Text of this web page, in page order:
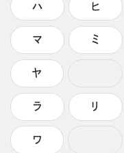
ハ ヒ
マ ミ
ヤ
ラ リ
ワ